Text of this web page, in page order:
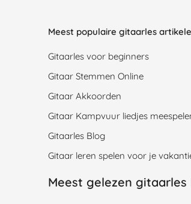
Meest populaire gitaarles
Gitaarles voor beginners
Gitaar Stemmen Online
Gitaar Akkoorden
Gitaar Kampvuur liedjes
Gitaarles Blog
Gitaar leren spelen voor je
Meest gelezen gitaarles